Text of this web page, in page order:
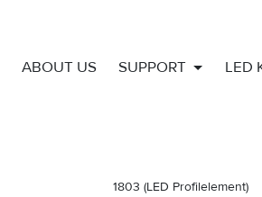
ABOUT US SUPPORT LED
1803 (LED Profilelement)